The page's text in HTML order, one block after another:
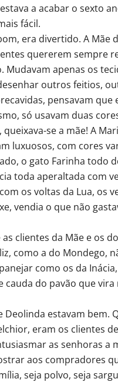
a acabar o sexto
fácil.
era divertido. A Mãe
quererem sempre
Mudavam apenas os
outros feitios,
pensavam
só usavam duas
se a mãe! A
luxuosos, com cores
o gato Farinha todo
toda aperaltada com
os voltas da Lua, os
vendia o que não
clientes da Mãe e os
como a do Mondego,
como os da
cauda do pavão que
Deolinda estavam bem.
eram os clientes
as senhoras
aos compradores
seja polvo, seja